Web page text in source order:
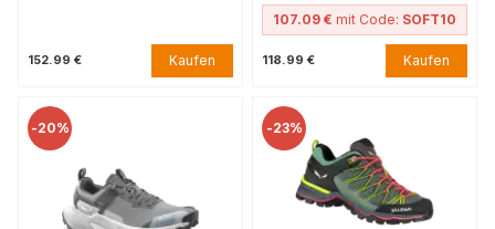
152.99 € Kaufen
107.09 € mit Code: SOFT10
118.99 € Kaufen
-20% -23%